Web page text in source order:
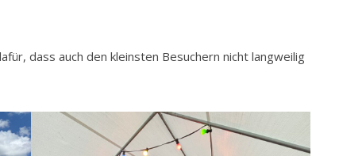
dass auch den kleinsten Besuchern nicht langweilig